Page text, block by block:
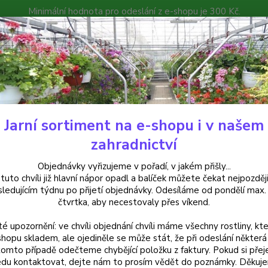
Minimální hodnota pro odeslání z e-shopu je 300 Kč.
můžete čekat nejpozději v následujícím týdnu po přijetí
Poradna Kontakty
Hledat
Fuchsie Brenda White Fuchsie-mrazuvzdorná 729
White Fuchsie-
Jarní sortiment na e-shopu i v našem
zahradnictví
Objednávky vyřizujeme v pořadí, v jakém přišly...
chvíli již hlavní nápor opadl a balíček můžete čekat
týdnu po přijetí objednávky. Odesíláme od pondělí
čtvrtka, aby necestovaly přes víkend.
upozornění: ve chvíli objednání chvíli máme všechny rostliny,
skladem, ale ojediněle se může stát, že při odeslání některá
případě odečteme chybějící položku z faktury. Pokud si
kontaktovat, dejte nám to prosím vědět do poznámky.